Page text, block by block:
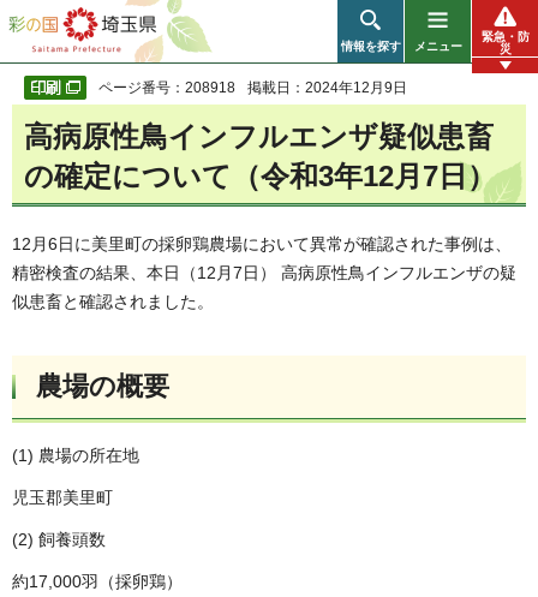
彩の国 埼玉県
情報を探す メニュー
緊急・防
災
ページ番号：208918 掲載日：2024年12月9日
高病原性鳥インフルエンザ疑似患畜
の確定について（令和3年12月7日）
12月6日に美里町の採卵鶏農場において異常が確認された事例は、
精密検査の結果、本日（12月7日） 高病原性鳥インフルエンザの疑
似患畜と確認されました。
農場の概要
(1) 農場の所在地
児玉郡美里町
(2) 飼養頭数
約17,000羽（採卵鶏）